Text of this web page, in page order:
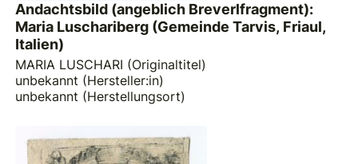
Andachtsbild (angeblich Breverlfragment):
Maria Luschariberg (Gemeinde Tarvis, Friaul,
Italien)
MARIA LUSCHARI (Originaltitel)
unbekannt (Hersteller:in)
unbekannt (Herstellungsort)